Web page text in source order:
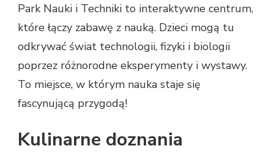
Park Nauki i Techniki to interaktywne centrum,
które łączy zabawę z nauką. Dzieci mogą tu
odkrywać świat technologii, fizyki i biologii
poprzez różnorodne eksperymenty i wystawy.
To miejsce, w którym nauka staje się
fascynującą przygodą!
Kulinarne doznania